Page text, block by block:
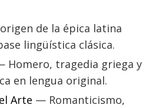
de la épica latina
lingüística clásica.
Homero, tragedia griega y
en lengua original.
Arte — Romanticismo,